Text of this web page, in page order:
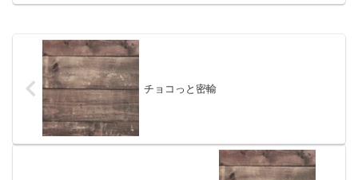
チョコっと密輸